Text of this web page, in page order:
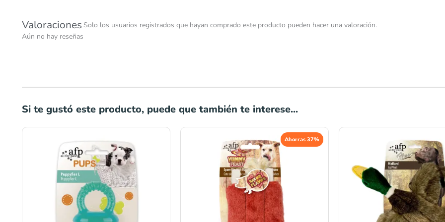
Valoraciones
Aún no hay reseñas
Solo los usuarios registrados que hayan comprado este producto pueden hacer una valoración.
Si te gustó este producto, puede que también te interese...
Ahorras 37%
precio
original
era:
S/41.00.
precio
actual
es:
S/26.00.